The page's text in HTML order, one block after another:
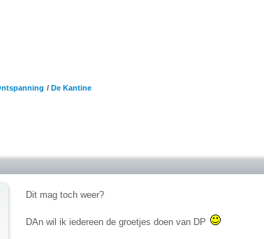
/ De Kantine
Dit mag toch weer?
DAn wil ik iedereen de groetjes doen van DP